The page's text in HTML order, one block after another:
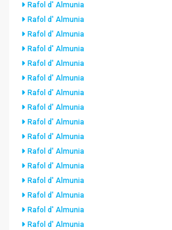
Rafol d' Almunia
Rafol d' Almunia
Rafol d' Almunia
Rafol d' Almunia
Rafol d' Almunia
Rafol d' Almunia
Rafol d' Almunia
Rafol d' Almunia
Rafol d' Almunia
Rafol d' Almunia
Rafol d' Almunia
Rafol d' Almunia
Rafol d' Almunia
Rafol d' Almunia
Rafol d' Almunia
Rafol d' Almunia